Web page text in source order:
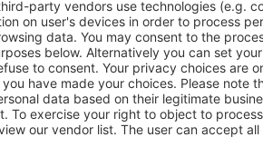
Angolskou republiku, Madagaskarskou
Časový posun: 0 hod v době letního času,
Provozní hodiny úřadu: pondělí - pátek
úřední hodiny pro veřejnost - KO: pondělí -